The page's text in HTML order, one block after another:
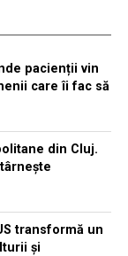
pacienții vin
care îi fac să
din Cluj.
transformă un
și